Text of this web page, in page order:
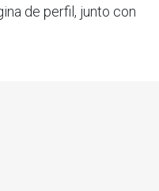
de perfil, junto con